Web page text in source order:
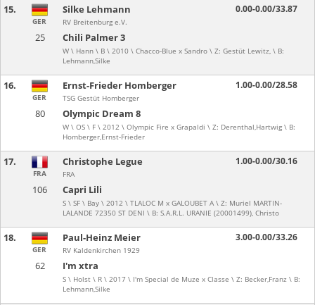
15.
25 Chili Palmer 3
W \ Hann \ B \ 2010 \ Chacco-Blue x Sandro \ Z: Gestüt Lewitz, \ B:
Lehmann,Silke
GER
Silke Lehmann
RV Breitenburg e.V.
0.00-0.00/33.87
16.
80 Olympic Dream 8
W \ OS \ F \ 2012 \ Olympic Fire x Grapaldi \ Z: Derenthal,Hartwig \ B:
Homberger,Ernst-Frieder
GER
Ernst-Frieder Homberger
TSG Gestüt Homberger
1.00-0.00/28.58
17.
106 Capri Lili
S \ SF \ Bay \ 2012 \ TLALOC M x GALOUBET A \ Z: Muriel MARTIN-
LALANDE 72350 ST DENI \ B: S.A.R.L. URANIE (20001499), Christo
FRA
Christophe Legue
FRA
1.00-0.00/30.16
18.
62 I'm xtra
S \ Holst \ R \ 2017 \ I'm Special de Muze x Classe \ Z: Becker,Franz \ B:
Lehmann,Silke
GER
Paul-Heinz Meier
RV Kaldenkirchen 1929
3.00-0.00/33.26